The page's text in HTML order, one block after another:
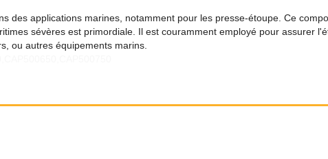
des applications marines, notamment pour les presse-étoupe. Ce
sévères est primordiale. Il est couramment employé pour assurer
ou autres équipements marins.